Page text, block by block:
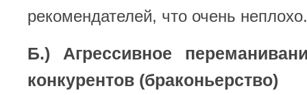
рекомендателей, что очень неплохо.
Б.) Агрессивное
конкурентов (браконьерство)